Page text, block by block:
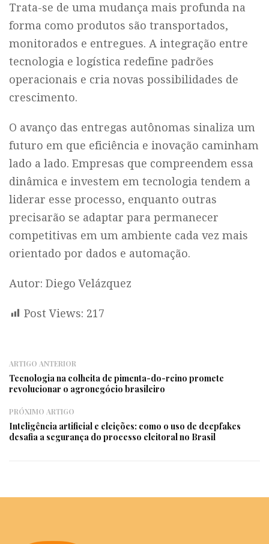
Trata-se de uma mudança mais profunda na
forma como produtos são transportados,
monitorados e entregues. A integração entre
tecnologia e logística redefine padrões
operacionais e cria novas possibilidades de
crescimento.
O avanço das entregas autônomas sinaliza um
futuro em que eficiência e inovação caminham
lado a lado. Empresas que compreendem essa
dinâmica e investem em tecnologia tendem a
liderar esse processo, enquanto outras
precisarão se adaptar para permanecer
competitivas em um ambiente cada vez mais
orientado por dados e automação.
Autor: Diego Velázquez
Post Views: 217
ARTIGO ANTERIOR
Tecnologia na colheita de pimenta-do-reino promete
revolucionar o agronegócio brasileiro
PRÓXIMO ARTIGO
Inteligência artificial e eleições: como o uso de deepfakes
desafia a segurança do processo eleitoral no Brasil